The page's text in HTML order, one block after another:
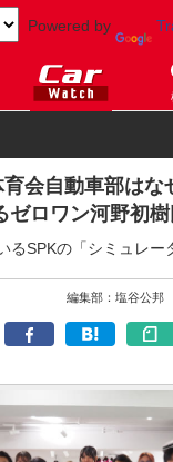
Powered by
ポーツ スーパー耐久
会自動車部はな
ゼロワン河野初
るSPKの「シミュレー
編集部：塩谷公邦